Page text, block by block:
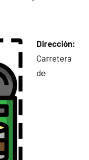
Dirección:
Carretera
dе